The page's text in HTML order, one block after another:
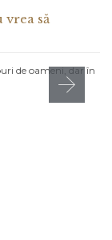
vrea să
de oameni, dar în